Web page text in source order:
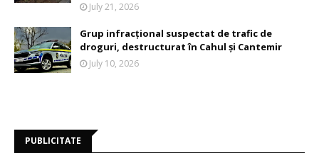
July 21, 2026
Grup infracțional suspectat de trafic de
droguri, destructurat în Cahul și Cantemir
July 10, 2026
PUBLICITATE